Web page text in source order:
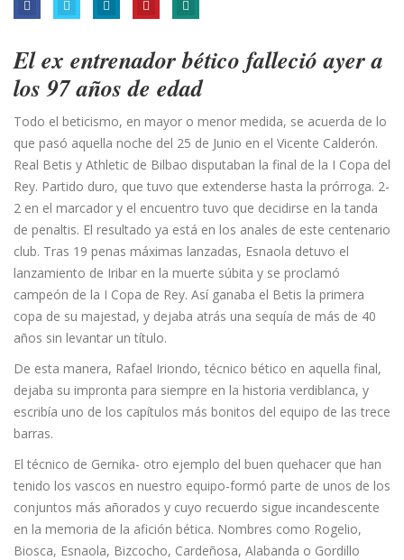
El ex entrenador bético falleció ayer a
los 97 años de edad
Todo el beticismo, en mayor o menor medida, se acuerda de lo
que pasó aquella noche del 25 de Junio en el Vicente Calderón.
Real Betis y Athletic de Bilbao disputaban la final de la I Copa del
Rey. Partido duro, que tuvo que extenderse hasta la prórroga. 2-
2 en el marcador y el encuentro tuvo que decidirse en la tanda
de penaltis. El resultado ya está en los anales de este centenario
club. Tras 19 penas máximas lanzadas, Esnaola detuvo el
lanzamiento de Iribar en la muerte súbita y se proclamó
campeón de la I Copa de Rey. Así ganaba el Betis la primera
copa de su majestad, y dejaba atrás una sequía de más de 40
años sin levantar un título.
De esta manera, Rafael Iriondo, técnico bético en aquella final,
dejaba su impronta para siempre en la historia verdiblanca, y
escribía uno de los capítulos más bonitos del equipo de las trece
barras.
El técnico de Gernika- otro ejemplo del buen quehacer que han
tenido los vascos en nuestro equipo-formó parte de unos de los
conjuntos más añorados y cuyo recuerdo sigue incandescente
en la memoria de la afición bética. Nombres como Rogelio,
Biosca, Esnaola, Bizcocho, Cardeñosa, Alabanda o Gordillo